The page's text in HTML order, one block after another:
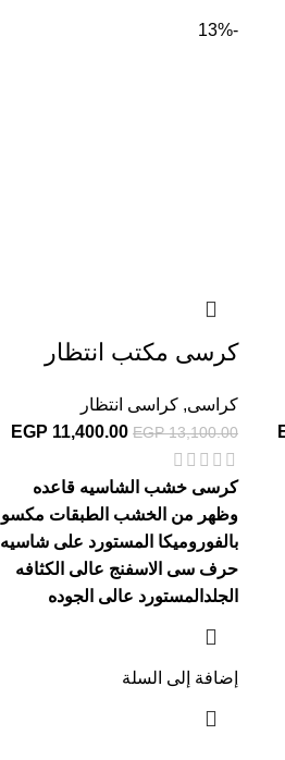
-13%
كرسى مكتب انتظار
كراسى, كراسى انتظار
EGP13,100.00
EGP 11,400.00
كرسى خشب الشاسيه قاعده
وظهر من الخشب الطبقات مكسو
بالفوروميكا المستورد على شاسيه
حرف سى الاسفنج عالى الكثافه
الجلدالمستورد عالى الجوده
إضافة إلى السلة